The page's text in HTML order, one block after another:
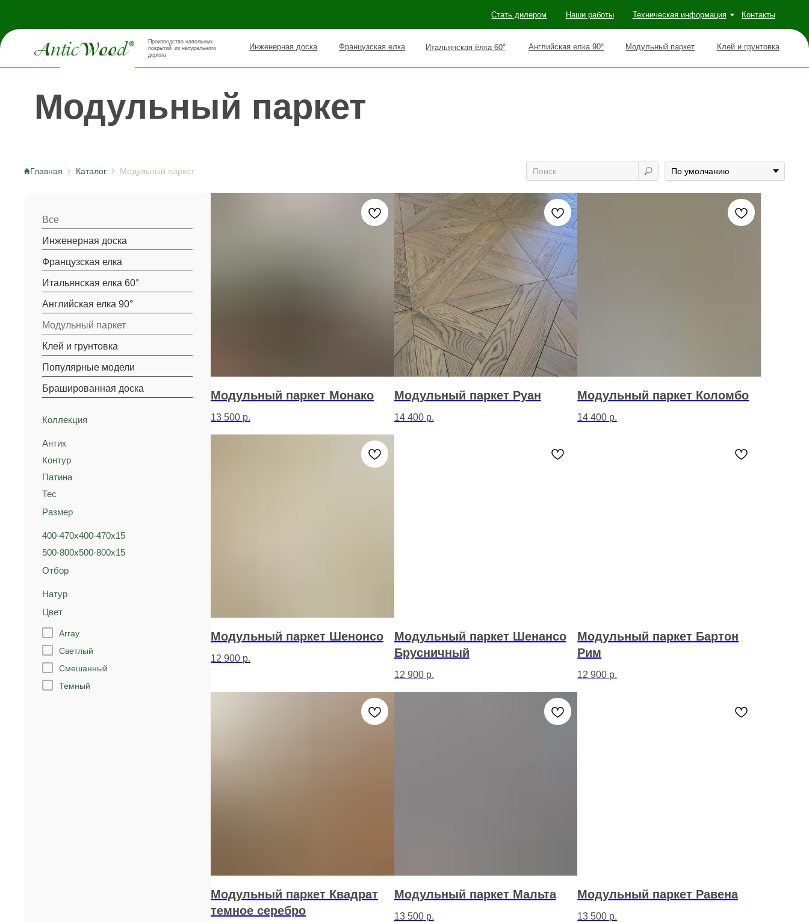
Наши работы
Инженерная доска Французская елка Модульный паркет
Итальянская ёлка 60° Английская елка 90° Клей и грунтовка
Техническая информация Контакты
покрытий из натурального
дерева
Модульный паркет
Главная Каталог Модульный паркет
Все
Инженерная доска
Французская елка
Итальянская елка 60°
Английская елка 90°
Модульный паркет
Клей и грунтовка
Популярные модели
Брашированная доска
Коллекция
Антик
Контур
Патина
Тес
Размер
400-470х400-470х15
500-800х500-800х15
Отбор
Натур
Цвет
Array
Светлый
Смешанный
Темный
Модульный паркет Монако
13 500 р.
Модульный паркет Руан
14 400 р.
Модульный паркет Коломбо
14 400 р.
Модульный паркет Шенонсо
12 900 р.
Модульный паркет Шенансо
Брусничный
12 900 р.
Модульный паркет Бартон
Рим
12 900 р.
Модульный паркет Квадрат
темное серебро
Модульный паркет Мальта
13 500 р.
Модульный паркет Равена
13 500 р.